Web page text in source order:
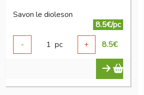
Savon le dioleson
8.5€/pc
-
1 pc + 8.5€